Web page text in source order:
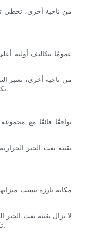
من ناحية أخرى، تحظى
من ناحية أخرى، تعتبر
تكون التكاليف المتكررة للطابعات النافثة للحبر الحرارية أعلى بسبب الاستبدال المتكرر لرؤوس الطباعة التي تستخدم لمرة واحدة، مما يؤدي إلى ارتفاع تكاليف الطباعة لكل صفحة على المدى الطويل.
تقنية نفث الحبر
الاستبدال. بالإضافة إلى ذلك، تُعرف الطابعات النافثة للحبر الحرارية بموثوقيتها، وغالبًا ما تتطلب الحد الأدنى من مهام الصيانة مثل تنظيف رأس الطباعة، مما يؤدي إلى تقليل وقت التوقف عن العمل.
لا تزال تقنية نفث
تكوين الفقاعات. على الرغم من الجهود المبذولة لتقليل التأثير البيئي للطابعات النافثة للحبر الحرارية، إلا أنها لا تزال تظهر بصمة كربونية أكبر بشكل هامشي مقارنة بالطابعات النافثة للحبر الانضغاطية.